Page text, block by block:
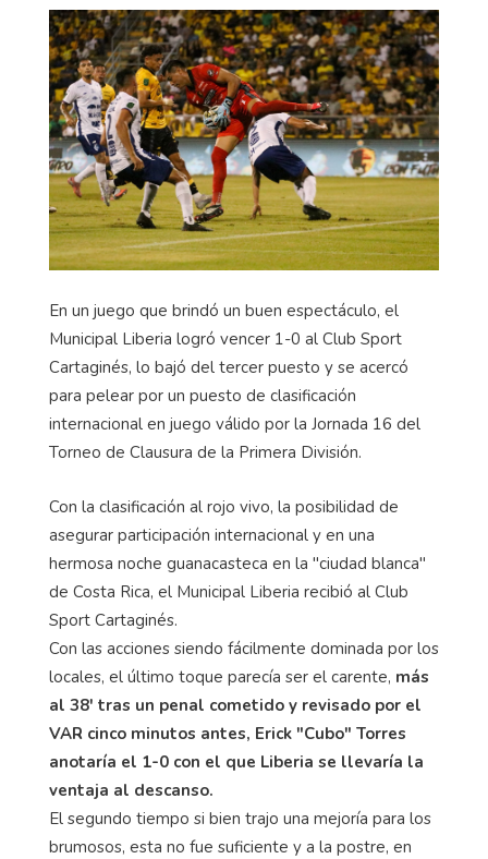
En un juego que brindó un buen espectáculo, el
Municipal Liberia logró vencer 1-0 al Club Sport
Cartaginés, lo bajó del tercer puesto y se acercó
para pelear por un puesto de clasificación
internacional en juego válido por la Jornada 16 del
Torneo de Clausura de la Primera División.
Con la clasificación al rojo vivo, la posibilidad de
asegurar participación internacional y en una
hermosa noche guanacasteca en la "ciudad blanca"
de Costa Rica, el Municipal Liberia recibió al Club
Sport Cartaginés.
Con las acciones siendo fácilmente dominada por los
locales, el último toque parecía ser el carente, más
al 38' tras un penal cometido y revisado por el
VAR cinco minutos antes, Erick "Cubo" Torres
anotaría el 1-0 con el que Liberia se llevaría la
ventaja al descanso.
El segundo tiempo si bien trajo una mejoría para los
brumosos, esta no fue suficiente y a la postre, en